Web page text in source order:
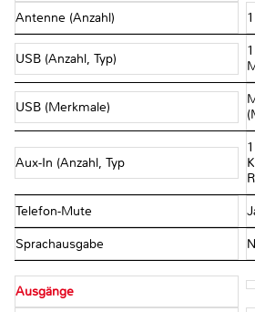
Antenne (Anzahl) 1
USB (Anzahl, Typ)
USB (Merkmale)
Aux-In (Anzahl, Typ
Telefon-Mute
Sprachausgabe
Ausgänge